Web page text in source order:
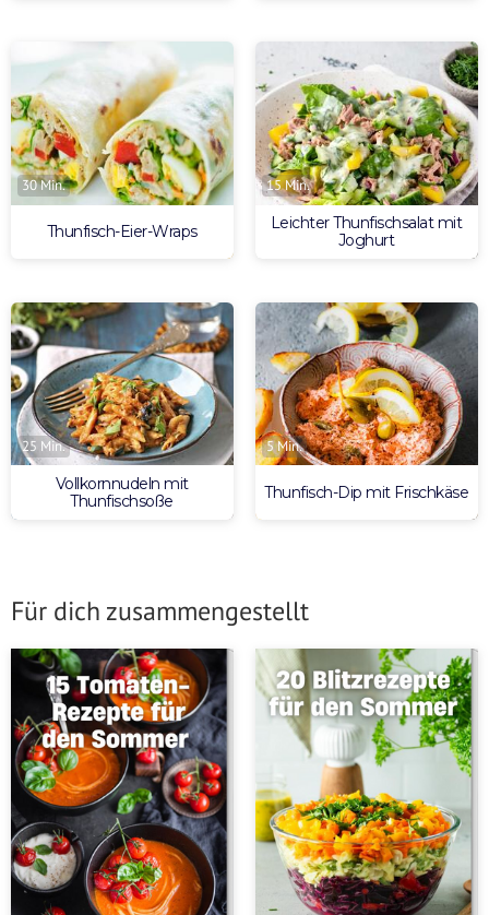
30 Min.
Thunfisch-Eier-Wraps
15 Min.
Leichter Thunfischsalat mit
Joghurt
25 Min.
Vollkornnudeln mit
Thunfischsoße
5 Min.
Thunfisch-Dip mit Frischkäse
Für dich zusammengestellt